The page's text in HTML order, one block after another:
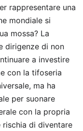
rappresentare una
mondiale si
mossa? La
dirigenze di non
a investire
con la tifoseria
ma ha
per suonare
con la propria
rischia di diventare